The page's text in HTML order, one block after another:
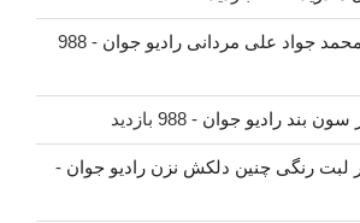
محمد جواد علی مردانی رادیو جوان
- 988
سون بند رادیو جوان - 988 بازدید
بر لبت رنگی چنین دلکش نزن رادیو جوان -